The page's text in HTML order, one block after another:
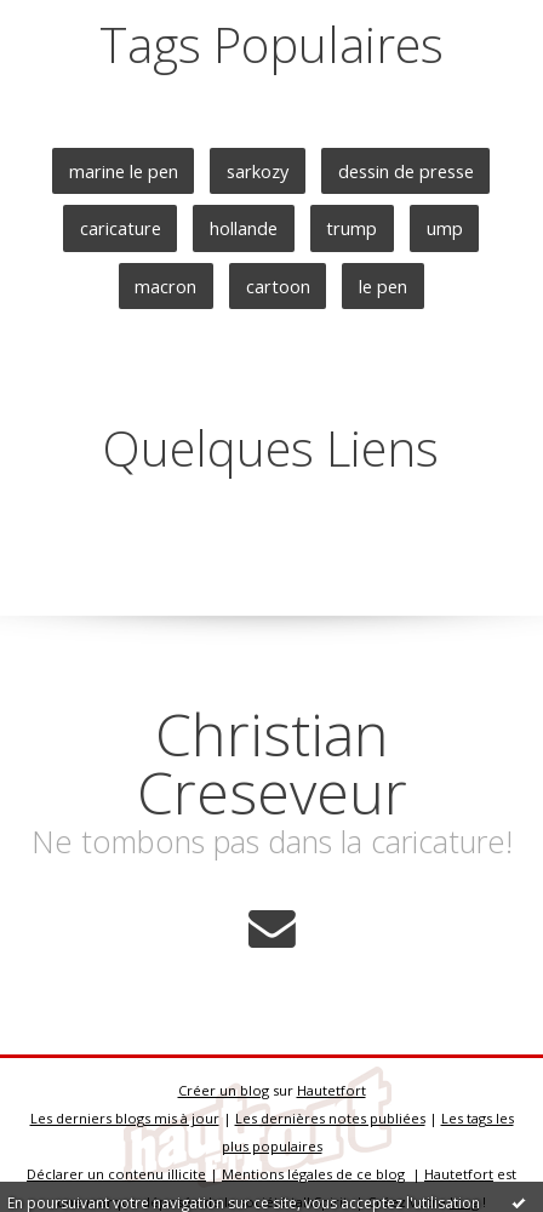
En poursuivant votre navigation sur ce site, vous acceptez l'utilisation
Tags Populaires
marine le pen sarkozy dessin de presse
caricature hollande trump ump
macron cartoon le pen
Quelques Liens
Christian
Creseveur
Ne tombons pas dans la caricature!
Créer un blogsur Hautetfort
Les derniers blogs mis à jour| Les dernières notes publiées| Les tags les
plus populaires
Déclarer un contenu illicite |Mentions légales de ce blog | Hautetfort est
une marque déposée de la société talkSpirit | Créez votreblog !